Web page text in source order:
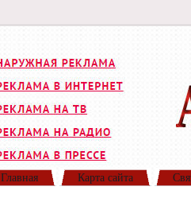
Главная Карта сайта